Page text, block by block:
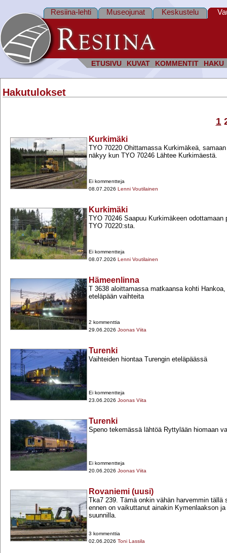
ETUSIVU KUVAT KOMMENTIT HAKU
Resiina-lehti Museojunat Keskustelu
Hakutulokset
1
Kurkimäki
TYO 70220 Ohittamassa Kurkimäkeä,
näkyy kun TYO 70246 Lähtee Kurkimäestä.
Ei kommentteja
08.07.2026 Lenni Voutilainen
Kurkimäki
TYO 70246 Saapuu Kurkimäkeen odottamaan
TYO 70220:sta.
Ei kommentteja
08.07.2026 Lenni Voutilainen
Hämeenlinna
T 3638 aloittamassa matkaansa kohti
eteläpään vaihteita
2 kommenttia
29.06.2026 Joonas Viita
Turenki
Vaihteiden hiontaa Turengin eteläpäässä
Ei kommentteja
23.06.2026 Joonas Viita
Turenki
Speno tekemässä lähtöä Ryttylään hiomaan
Ei kommentteja
20.06.2026 Joonas Viita
Rovaniemi (uusi)
Tka7 239. Tämä onkin vähän harvemmin tällä
ennen on vaikuttanut ainakin Kymenlaakson
suunnilla.
3 kommenttia
02.06.2026 Toni Lassila